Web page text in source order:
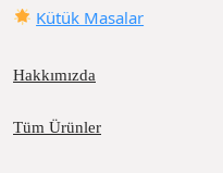
Kütük Masalar
Hakkımızda
Tüm Ürünler